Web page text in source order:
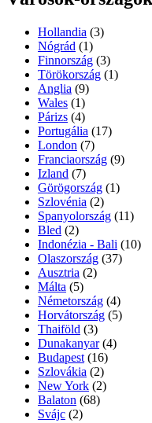
Hollandia (3)
Nógrád (1)
Finnország (3)
Törökország (1)
Anglia (9)
Wales (1)
Párizs (4)
Portugália (17)
London (7)
Franciaország (9)
Izland (7)
Görögország (1)
Szlovénia (2)
Spanyolország (11)
Bled (2)
Indonézia - Bali (10)
Olaszország (37)
Ausztria (2)
Málta (5)
Németország (4)
Horvátország (5)
Thaiföld (3)
Dunakanyar (4)
Budapest (16)
Szlovákia (2)
New York (2)
Balaton (68)
Svájc (2)